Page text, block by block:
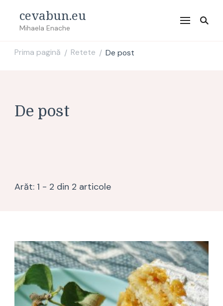
cevabun.eu
Mihaela Enache
Prima pagină / Retete / De post
De post
Arăt: 1 - 2 din 2 articole